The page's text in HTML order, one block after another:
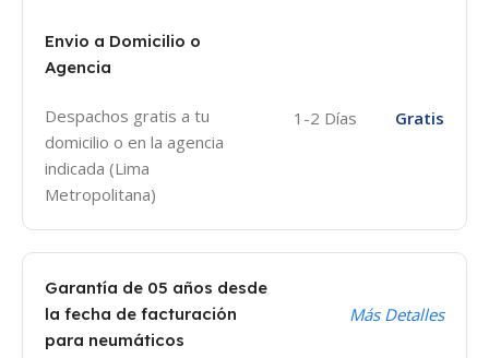
Envio a Domicilio o
Agencia
Despachos gratis a tu
domicilio o en la agencia
indicada (Lima
Metropolitana)
1-2 Días Gratis
Garantía de 05 años desde
la fecha de facturación
para neumáticos
Más Detalles